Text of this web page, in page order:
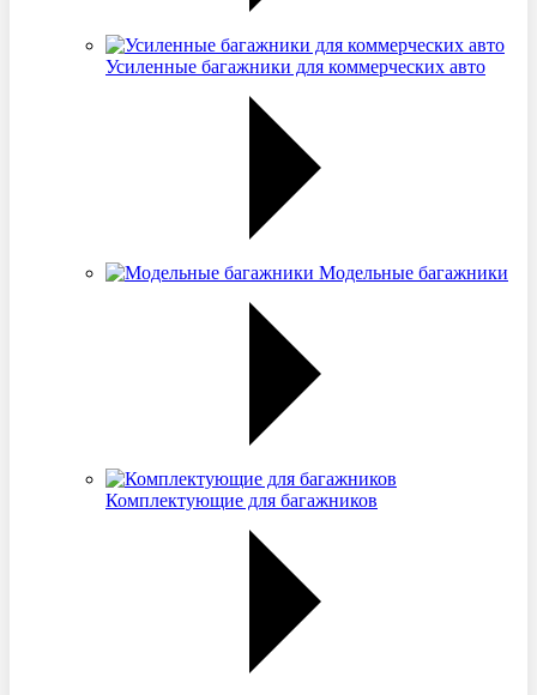
Усиленные багажники для коммерческих авто
Модельные багажники
Комплектующие для багажников